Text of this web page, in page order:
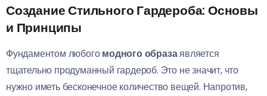
Создание Стильного Гардероба: Основы
и Принципы
Фундаментом любогомодного образаявляется
тщательно продуманный гардероб. Это не значит, что
нужно иметь бесконечное количество вещей. Напротив,